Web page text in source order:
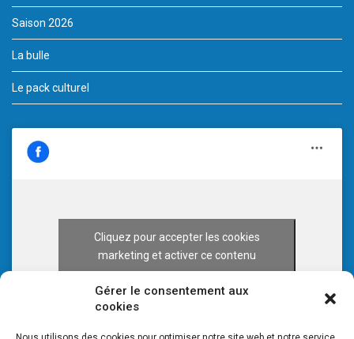
Gérer le consentement aux
cookies
Saison 2026
La bulle
Le pack culturel
Cliquez pour accepter les cookies
marketing et activer ce contenu